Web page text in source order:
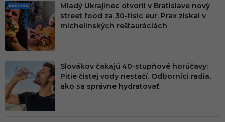
PRE
MIU
M
Mladý Ukrajinec otvoril v Bratislave nový
street food za 30-tisíc eur. Prax získal v
michelinských reštauráciách
Slovákov čakajú 40-stupňové horúčavy:
Pitie čistej vody nestačí. Odborníci radia,
ako sa správne hydratovať